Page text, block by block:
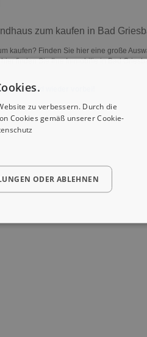
zum kaufen in Bad
kaufen? Finden Sie hier eine große
finden Sie Ihre Immobilie in Bad
Sie bald wieder vorbei!
zu verbessern. Durch die
Cookies gemäß unserer Cookie-
ODER ABLEHNEN